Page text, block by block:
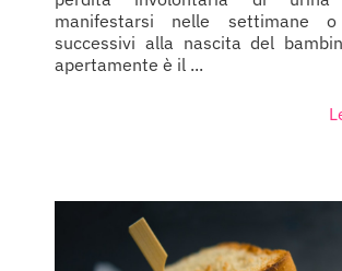
manifestarsi nelle settimane
successivi alla nascita del
apertamente è il ...